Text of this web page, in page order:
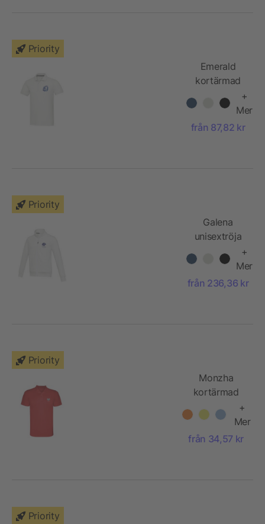
Priority
Emerald
kortärmad
Aware™-
återvunnen
+
Mer
från 87,82 kr
Priority
Galena
unisextröja
dragkedja av
Aware™-
+
Mer
från 236,36 kr
Priority
Monzha
kortärmad
sportpikétröja
för barn
+
Mer
från 34,57 kr
Priority